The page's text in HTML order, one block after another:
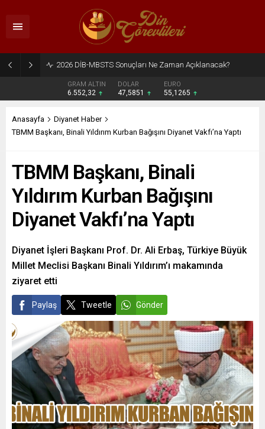
2026 DİB-MBSTS Ne Zaman?
GRAM ALTIN
6.552,32
DOLAR
47,5851
EURO
55,1265
Anasayfa
Diyanet Haber
TBMM Başkanı, Binali Yıldırım Kurban Bağışını Diyanet Vakfı’na Yaptı
TBMM Başkanı, Binali
Yıldırım Kurban Bağışını
Diyanet Vakfı’na Yaptı
Diyanet İşleri Başkanı Prof. Dr. Ali Erbaş, Türkiye Büyük
Millet Meclisi Başkanı Binali Yıldırım’ı makamında
ziyaret etti
Paylaş Tweetle Gönder